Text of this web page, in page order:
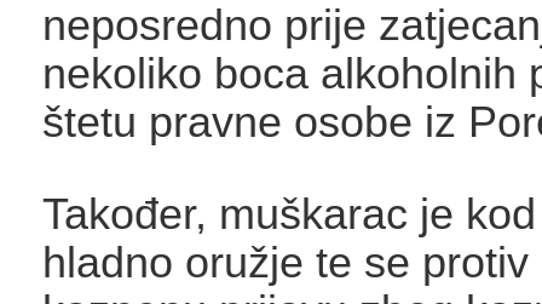
neposredno prije
nekoliko boca alkoholnih
štetu pravne osobe iz
Također, muškarac je
hladno oružje te se